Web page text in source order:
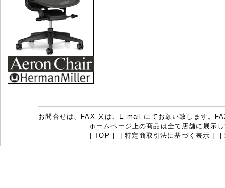
お問合せは、FAX 又は、E-mail にてお願い致します。
ホームページ上の商品は全て店舗に展示
|TOP |特定商取引法に基づく表示 |